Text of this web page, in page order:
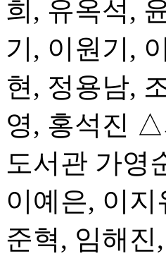
희, 유옥석,
기, 이원기,
현, 정용남,
영, 홍석진
도서관 가영
이예은, 이
준혁, 임해